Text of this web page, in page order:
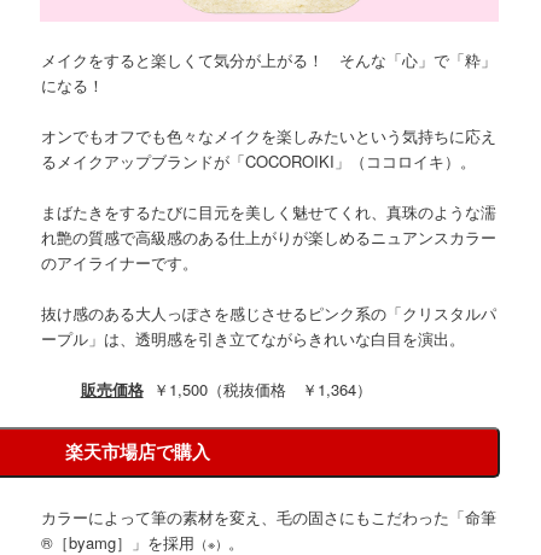
メイクをすると楽しくて気分が上がる！ そんな「心」で「粋」
になる！
オンでもオフでも色々なメイクを楽しみたいという気持ちに応え
るメイクアップブランドが「COCOROIKI」（ココロイキ）。
まばたきをするたびに目元を美しく魅せてくれ、真珠のような濡
れ艶の質感で高級感のある仕上がりが楽しめるニュアンスカラー
のアイライナーです。
抜け感のある大人っぽさを感じさせるピンク系の「クリスタルパ
ープル」は、透明感を引き立てながらきれいな白目を演出。
販売価格￥1,500（税抜価格 ￥1,364）
楽天市場店で購入
カラーによって筆の素材を変え、毛の固さにもこだわった「命筆
®［byamg］」を採用 （※） 。